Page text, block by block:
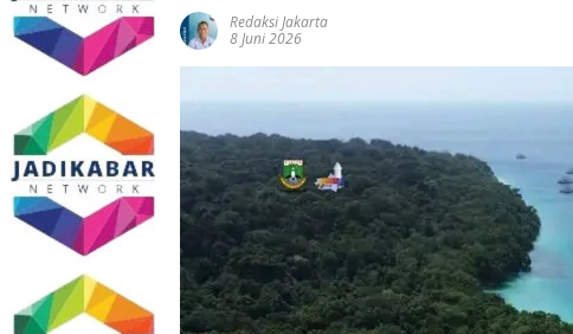
Redaksi Jakarta
8 Juni 2026